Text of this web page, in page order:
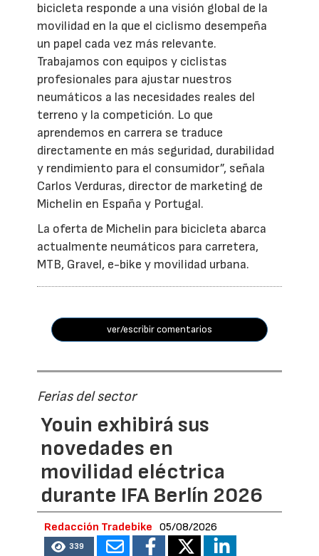
bicicleta responde a una visión global de la
movilidad en la que el ciclismo desempeña
un papel cada vez más relevante.
Trabajamos con equipos y ciclistas
profesionales para ajustar nuestros
neumáticos a las necesidades reales del
terreno y la competición. Lo que
aprendemos en carrera se traduce
directamente en más seguridad, durabilidad
y rendimiento para el consumidor”, señala
Carlos Verduras, director de marketing de
Michelin en España y Portugal.
La oferta de Michelin para bicicleta abarca
actualmente neumáticos para carretera,
MTB, Gravel, e-bike y movilidad urbana.
ver/escribir comentarios
Ferias del sector
Youin exhibirá sus
novedades en
movilidad eléctrica
durante IFA Berlín 2026
Redacción Tradebike 05/08/2026
339